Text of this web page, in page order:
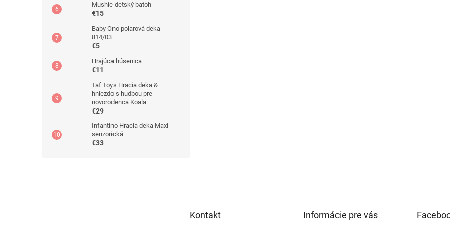
Mushie detský batoh
€15
Baby Ono polarová deka
814/03
€5
Hrajúca húsenica
€11
Taf Toys Hracia deka &
hniezdo s hudbou pre
novorodenca Koala
€29
Infantino Hracia deka Maxi
senzorická
€33
Kontakt Informácie pre vás